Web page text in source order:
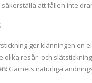
att fållen inte
ger klänningen en
olika resår- och
Garnets naturliga